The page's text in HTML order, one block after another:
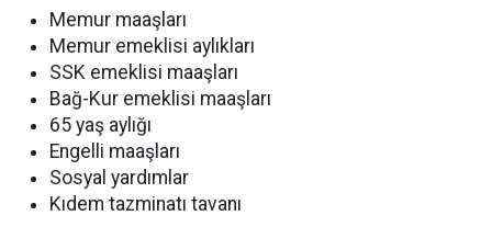
Memur maaşları
Memur emeklisi aylıkları
SSK emeklisi maaşları
Bağ-Kur emeklisi maaşları
65 yaş aylığı
Engelli maaşları
Sosyal yardımlar
Kıdem tazminatı tavanı